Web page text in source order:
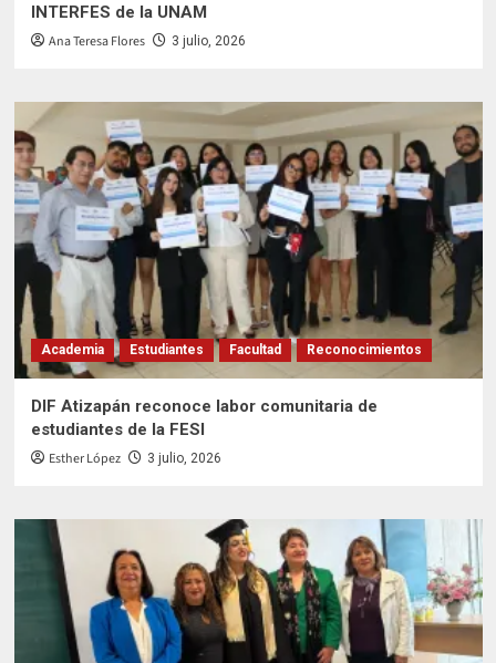
INTERFES de la UNAM
Ana Teresa Flores 3 julio, 2026
Academia Estudiantes Facultad Reconocimientos
DIF Atizapán reconoce labor comunitaria de
estudiantes de la FESI
Esther López 3 julio, 2026